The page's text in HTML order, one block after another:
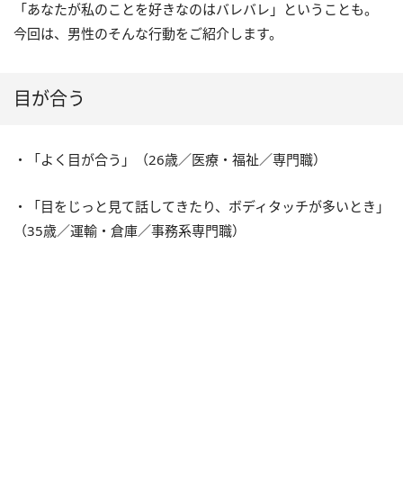
「あなたが私のことを好きなのはバレバレ」ということも。
今回は、男性のそんな行動をご紹介します。
目が合う
・「よく目が合う」（26歳／医療・福祉／専門職）
・「目をじっと見て話してきたり、ボディタッチが多いとき」
（35歳／運輸・倉庫／事務系専門職）